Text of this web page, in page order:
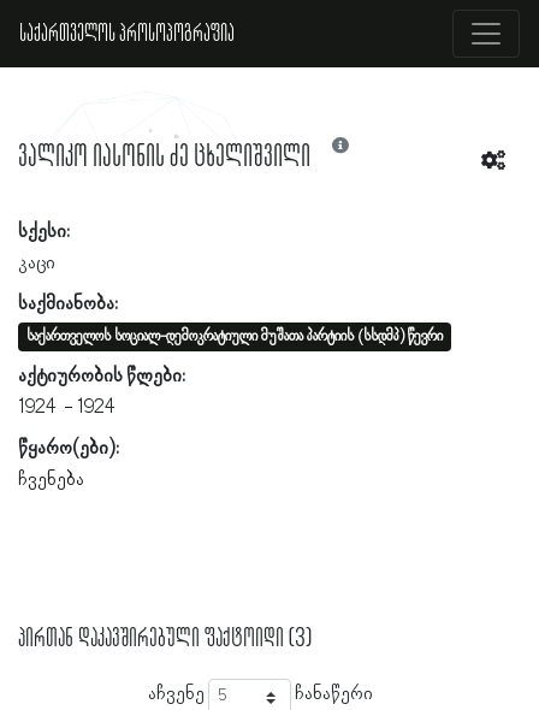
საქართველოს პროსოპოგრაფია
ვალიკო იასონის ძე ცხელიშვილი
სქესი:
კაცი
საქმიანობა:
საქართველოს სოციალ-დემოკრატიული მუშათა პარტიის (სსდმპ) წევრი
აქტიურობის წლები:
1924
1924
წყარო(ები):
ჩვენება
პირთან დაკავშირებული ფაქტოიდი (3)
აჩვენე ჩანაწერი